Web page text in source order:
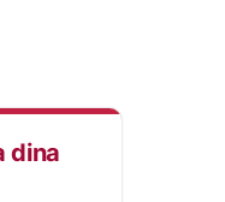
dina